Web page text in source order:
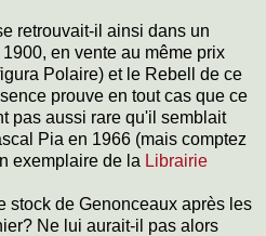
retrouvait-il ainsi dans un
en vente au même prix
Polaire) et le Rebell de ce
prouve en tout cas que ce
pas aussi rare qu'il semblait
Pia en 1966 (mais comptez
exemplaire de la Librairie
stock de Genonceaux après les
Ne lui aurait-il pas alors